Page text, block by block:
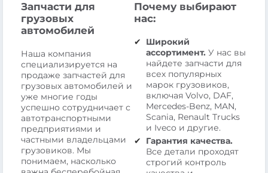
Запчасти для
грузовых
автомобилей
Наша компания
специализируется на
продаже запчастей для
грузовых автомобилей и
уже многие годы
успешно сотрудничает с
автотранспортными
предприятиями и
частными владельцами
грузовиков. Мы
понимаем, насколько
Почему выбирают
нас:
Широкий
ассортимент. У нас вы
найдете запчасти для
всех популярных
марок грузовиков,
включая Volvo, DAF,
Mercedes-Benz, MAN,
Scania, Renault Trucks
и Iveco и другие.
Гарантия качества.
Все детали проходят
строгий контроль